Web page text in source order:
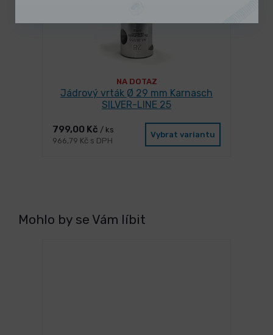
NA DOTAZ
Jádrový vrták Ø 29 mm Karnasch
SILVER-LINE 25
799,00 Kč / ks
966,79 Kč s DPH
Vybrat variantu
Mohlo by se Vám líbit